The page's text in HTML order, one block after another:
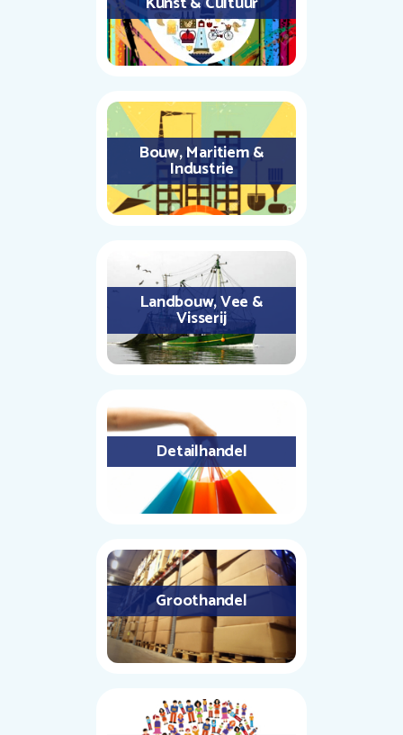
Bouw, Maritiem &
Industrie
Landbouw, Vee &
Visserij
Detailhandel
Groothandel